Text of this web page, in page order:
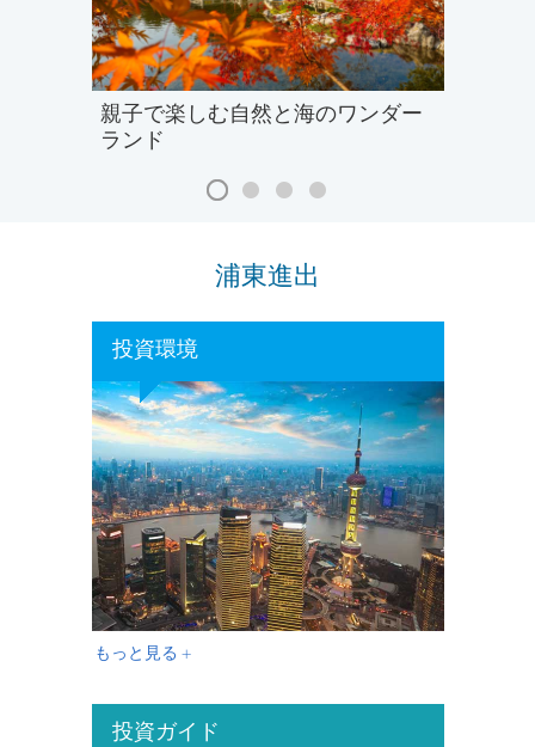
親子で楽しむ自然と海のワンダー
ランド
浦東進出
投資環境
もっと見る +
投資ガイド